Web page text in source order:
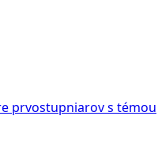
prvostupniarov s témou